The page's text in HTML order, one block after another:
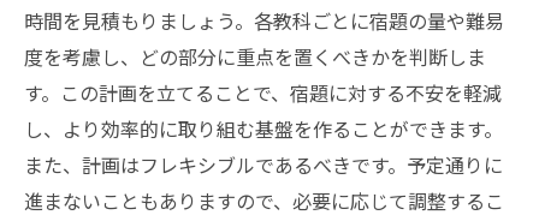
時間を見積もりましょう。各教科ごとに宿題の量や難易
度を考慮し、どの部分に重点を置くべきかを判断しま
す。この計画を立てることで、宿題に対する不安を軽減
し、より効率的に取り組む基盤を作ることができます。
また、計画はフレキシブルであるべきです。予定通りに
進まないこともありますので、必要に応じて調整するこ